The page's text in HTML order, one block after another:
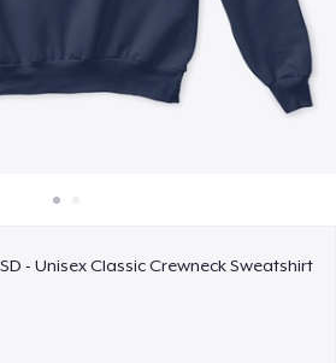
- Unisex Classic Crewneck Sweatshirt